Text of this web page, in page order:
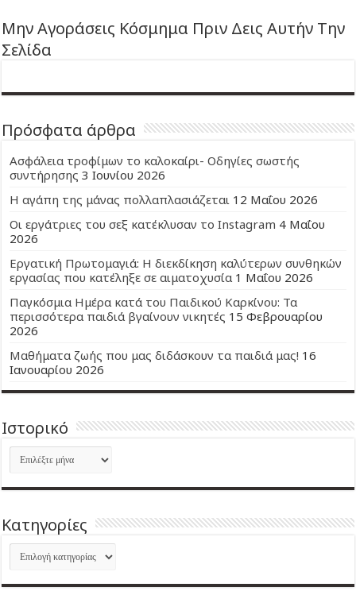
Μην Αγοράσεις Κόσμημα Πριν Δεις Αυτήν Την
Σελίδα
Πρόσφατα άρθρα
Ασφάλεια τροφίμων το καλοκαίρι- Οδηγίες σωστής
συντήρησης 3 Ιουνίου 2026
Η αγάπη της μάνας πολλαπλασιάζεται 12 Μαΐου 2026
Οι εργάτριες του σεξ κατέκλυσαν το Instagram 4 Μαΐου
2026
Εργατική Πρωτομαγιά: Η διεκδίκηση καλύτερων συνθηκών
εργασίας που κατέληξε σε αιματοχυσία 1 Μαΐου 2026
Παγκόσμια Ημέρα κατά του Παιδικού Καρκίνου: Τα
περισσότερα παιδιά βγαίνουν νικητές 15 Φεβρουαρίου
2026
Μαθήματα ζωής που μας διδάσκουν τα παιδιά μας! 16
Ιανουαρίου 2026
Ιστορικό
Ιστορικό
Kατηγορίες
Kατηγορίες